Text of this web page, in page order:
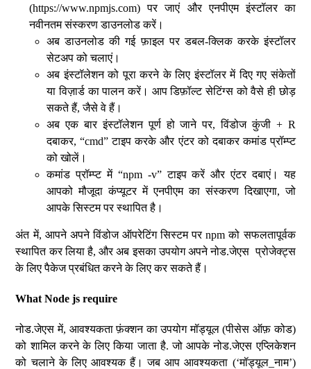
(https://www.npmjs.com) पर जाएं और एनपीएम इंस्टॉलर का
नवीनतम संस्करण डाउनलोड करें।
अब डाउनलोड की गई फ़ाइल पर डबल-क्लिक करके इंस्टॉलर
सेटअप को चलाएं।
अब इंस्टॉलेशन को पूरा करने के लिए इंस्टॉलर में दिए गए संकेतों
या विज़ार्ड का पालन करें। आप डिफ़ॉल्ट सेटिंग्स को वैसे ही छोड़
सकते हैं, जैसे वे हैं।
अब एक बार इंस्टॉलेशन पूर्ण हो जाने पर, विंडोज कुंजी + R
दबाकर, “cmd” टाइप करके और एंटर को दबाकर कमांड प्रॉम्प्ट
को खोलें।
कमांड प्रॉम्प्ट में “npm -v” टाइप करें और एंटर दबाएं। यह
आपको मौजूदा कंप्यूटर में एनपीएम का संस्करण दिखाएगा, जो
आपके सिस्टम पर स्थापित है।
अंत में, आपने अपने विंडोज ऑपरेटिंग सिस्टम पर npm को सफलतापूर्वक
स्थापित कर लिया है, और अब इसका उपयोग अपने नोड.जेएस प्रोजेक्ट्स
के लिए पैकेज प्रबंधित करने के लिए कर सकते हैं।
What Node js require
नोड.जेएस में, आवश्यकता फ़ंक्शन का उपयोग मॉड्यूल (पीसेस ऑफ़ कोड)
को शामिल करने के लिए किया जाता है. जो आपके नोड.जेएस एप्लिकेशन
को चलाने के लिए आवश्यक हैं। जब आप आवश्यकता (‘मॉड्यूल_नाम’)